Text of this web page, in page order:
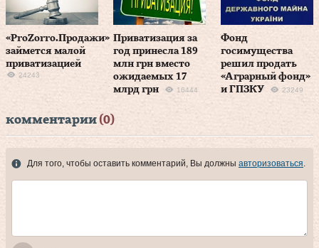
«ProZorro.Продажи»
займется малой
приватизацией
24243
Приватизация за
год принесла 189
млн грн вместо
ожидаемых 17
млрд грн
16444
Фонд
госимущества
решил продать
«Аграрный фонд»
и ГПЗКУ
23249
комментарии (0)
Для того, чтобы оставить комментарий, Вы должны авторизоваться.